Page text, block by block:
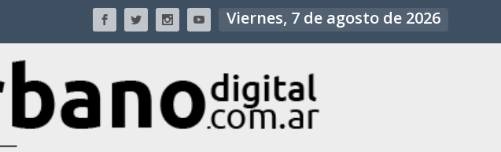
Viernes, 7 de agosto de 2026